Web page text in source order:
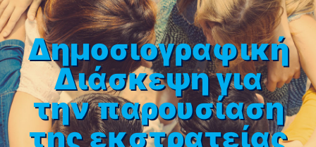
Δημοσιογραφική
Διάσκεψη για
την παρουσίαση
της εκστρατείας